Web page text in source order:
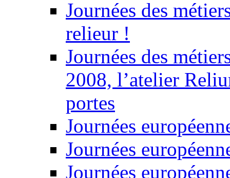
Journées des
relieur !
Journées des
2008, l’atelier
portes
Journées
Journées
Journées